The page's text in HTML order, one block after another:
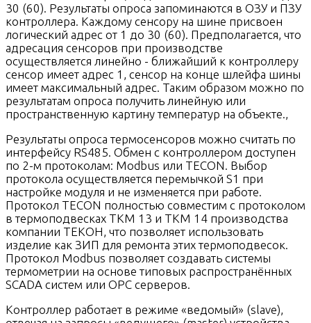
30 (60). Результаты опроса запоминаются в ОЗУ и ПЗУ
контроллера. Каждому сенсору на шине присвоен
логический адрес от 1 до 30 (60). Предполагается, что
адресация сенсоров при производстве
осуществляется линейно - ближайший к контроллеру
сенсор имеет адрес 1, сенсор на конце шлейфа шины
имеет максимальный адрес. Таким образом можно по
результатам опроса получить линейную или
пространственную картину температур на объекте.,
Результаты опроса термосенсоров можно считать по
интерфейсу RS485. Обмен с контроллером доступен
по 2-м протоколам: Modbus или TECON. Выбор
протокола осуществляется перемычкой S1 при
настройке модуля и не изменяется при работе.
Протокол TECON полностью совместим с протоколом
в термоподвесках ТКМ 13 и ТКМ 14 производства
компании ТЕКОН, что позволяет использовать
изделие как ЗИП для ремонта этих термоподвесок.
Протокол Modbus позволяет создавать системы
термометрии на основе типовых распространённых
SCADA систем или OPC серверов.
Контроллер работает в режиме «ведомый» (slave),